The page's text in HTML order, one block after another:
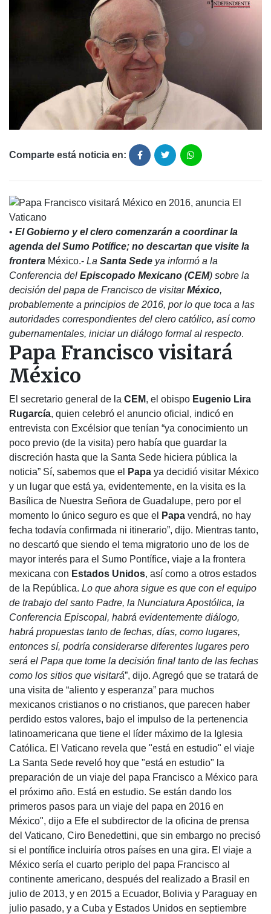
Comparte está noticia en:
• El Gobierno y el clero comenzarán a coordinar la
agenda del Sumo Potífice; no descartan que visite la
frontera México.- La Santa Sede ya informó a la
Conferencia del Episcopado Mexicano (CEM) sobre la
decisión del papa de Francisco de visitarMéxico,
probablemente a principios de 2016, por lo que toca a las
autoridades correspondientes del clero católico, así como
gubernamentales, iniciar un diálogo formal al respecto.
Papa Francisco visitará
México
El secretario general de la CEM, el obispo Eugenio Lira
Rugarcía, quien celebró el anuncio oficial, indicó en
entrevista con Excélsior que tenían “ya conocimiento un
poco previo (de la visita) pero había que guardar la
discreción hasta que la Santa Sede hiciera pública la
noticia” Sí, sabemos que el
Papa ya decidió visitar México
y un lugar que está ya, evidentemente, en la visita es la
Basílica de Nuestra Señora de Guadalupe, pero por el
momento lo único seguro es que el
Papa vendrá, no hay
fecha todavía confirmada ni itinerario”, dijo. Mientras tanto,
no descartó que siendo el tema migratorio uno de los de
mayor interés para el Sumo Pontífice, viaje a la frontera
mexicana con Estados Unidos, así como a otros estados
de la República. Lo que ahora sigue es que con el equipo
de trabajo del santo Padre, la Nunciatura Apostólica, la
Conferencia Episcopal, habrá evidentemente diálogo,
habrá propuestas tanto de fechas, días, como lugares,
entonces sí, podría considerarse diferentes lugares pero
será el Papa que tome la decisión final tanto de las fechas
como los sitios que visitará”, dijo. Agregó que se tratará de
una visita de “aliento y esperanza” para muchos
mexicanos cristianos o no cristianos, que parecen haber
perdido estos valores, bajo el impulso de la pertenencia
latinoamericana que tiene el líder máximo de la Iglesia
Católica. El Vaticano revela que "está en estudio" el viaje
La Santa Sede reveló hoy que "está en estudio" la
preparación de un viaje del papa Francisco a México para
el próximo año. Está en estudio. Se están dando los
primeros pasos para un viaje del papa en 2016 en
México", dijo a Efe el subdirector de la oficina de prensa
del Vaticano, Ciro Benedettini, que sin embargo no precisó
si el pontífice incluiría otros países en una gira. El viaje a
México sería el cuarto periplo del papa Francisco al
continente americano, después del realizado a Brasil en
julio de 2013, y en 2015 a Ecuador, Bolivia y Paraguay en
julio pasado, y a Cuba y Estados Unidos en septiembre